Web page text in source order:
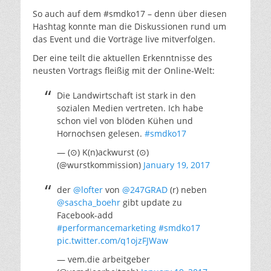
So auch auf dem #smdko17 – denn über diesen
Hashtag konnte man die Diskussionen rund um
das Event und die Vorträge live mitverfolgen.
Der eine teilt die aktuellen Erkenntnisse des
neusten Vortrags fleißig mit der Online-Welt:
Die Landwirtschaft ist stark in den
sozialen Medien vertreten. Ich habe
schon viel von blöden Kühen und
Hornochsen gelesen. #smdko17
— (⊙) K(n)ackwurst (⊙)
(@wurstkommission) January 19, 2017
der @lofter von @247GRAD (r) neben
@sascha_boehr gibt update zu
Facebook-add
#performancemarketing #smdko17
pic.twitter.com/q1ojzFJWaw
— vem.die arbeitgeber